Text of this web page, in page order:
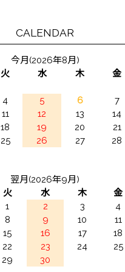
CALENDAR
今月(2026年8月)
火 水 木 金
4 5 6 7
11 12 13 14
18 19 20 21
25 26 27 28
翌月(2026年9月)
火 水 木 金
1
2 3 4
8 9 10 11
15 16 17 18
22 23 24 25
29 30